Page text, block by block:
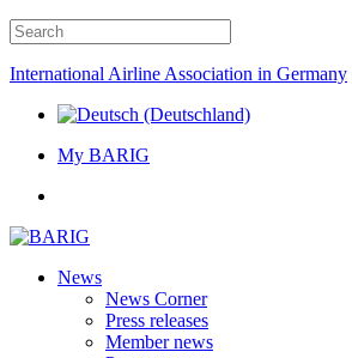
International Airline Association in Germany
My BARIG
News
News Corner
Press releases
Member news